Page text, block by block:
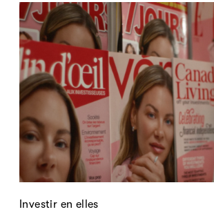
Investir en elles